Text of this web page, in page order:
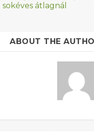
sokéves átlagnál
ABOUT THE